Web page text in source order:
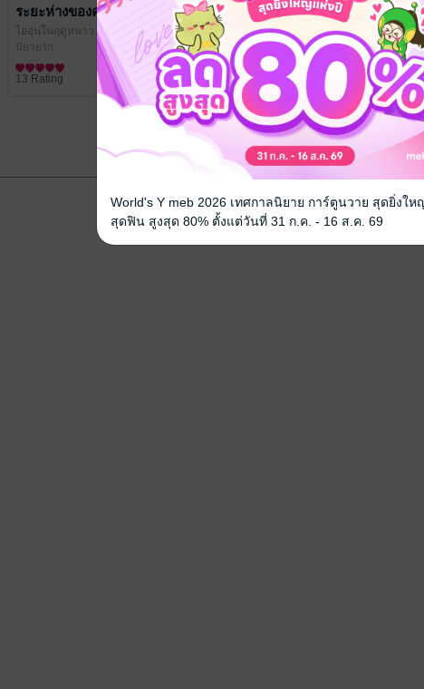
ระยะห่างของความรัก
ไออุ่นในฤดูหนาว / AIOUN BOOK
นิยายรัก
13 Rating
เคียงตะวัน
ไออุ่นในฤดูหนาว
/ AIOUN BOOK
นิยายโรมานซ์
151 Rating
World's Y meb 2026 เทศกาลนิยาย การ์ตูนวาย สุดยิ่งใ
สุดฟิน สูงสุด 80% ตั้งแต่วันที่ 31 ก.ค. - 16 ส.ค. 69